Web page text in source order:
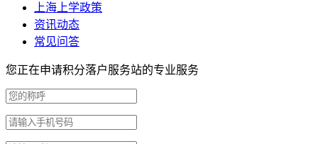
上海上学政策
资讯动态
常见问答
您正在申请积分落户服务站的专业服务